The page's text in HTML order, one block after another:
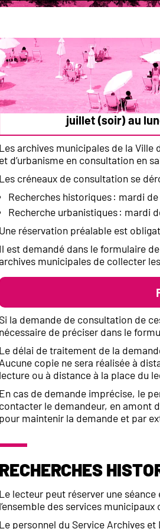
d'urbanisme
Fermeture estivale de la
juillet (soir) au
Les archives municipales de la
et d’urbanisme en consultation en
Les créneaux de consultation se
Recherches historiques : mardi de
Recherche urbanistiques : mardi
Une réservation préalable est
Il est demandé dans le formulaire
municipales de collecter
Si la demande de consultation de
nécessaire de préciser dans le
Le délai de traitement de la
Aucune copie ne sera réalisée à
lecture ou à distance à la place du
En cas de demande imprécise, le
contacter le demandeur, en amont
pour maintenir la demande et par
Recherches
Le lecteur peut réserver une
l’ensemble des services
Le personnel du Service Archives